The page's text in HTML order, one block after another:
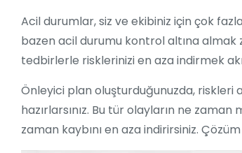
Acil durumlar, siz ve ekibiniz için çok
bazen acil durumu kontrol altına almak
tedbirlerle risklerinizi en aza indirmek
Önleyici plan oluşturduğunuzda, riskleri
hazırlarsınız. Bu tür olayların ne
zaman kaybını en aza indirirsiniz.